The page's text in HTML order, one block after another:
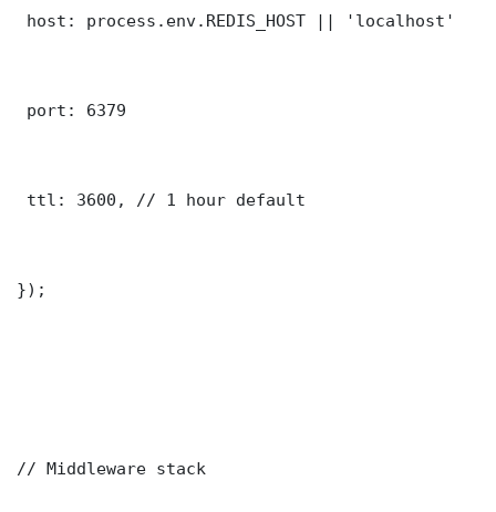
host: process.env.REDIS_HOST || 'localhost'
port: 6379
ttl: 3600, // 1 hour default
});
// Middleware stack